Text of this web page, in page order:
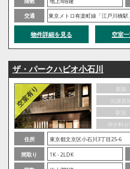
交通
東京メトロ有楽町線「江戸川橋駅
物件詳細を見る 空室
ザ・パークハビオ小石川
新築
分譲賃貸
駅近
仲介料ゼ
住所
東京都文京区小石川3丁目25-6
間取り
1K - 2LDK